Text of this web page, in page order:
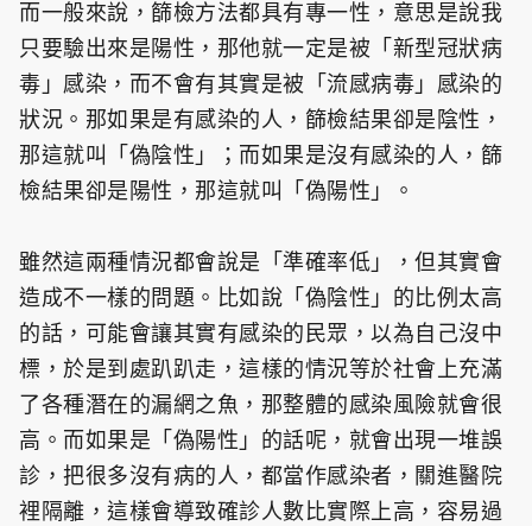
而一般來說，篩檢方法都具有專一性，意思是說我
只要驗出來是陽性，那他就一定是被「新型冠狀病
毒」感染，而不會有其實是被「流感病毒」感染的
狀況。那如果是有感染的人，篩檢結果卻是陰性，
那這就叫「偽陰性」；而如果是沒有感染的人，篩
檢結果卻是陽性，那這就叫「偽陽性」。
雖然這兩種情況都會說是「準確率低」，但其實會
造成不一樣的問題。比如說「偽陰性」的比例太高
的話，可能會讓其實有感染的民眾，以為自己沒中
標，於是到處趴趴走，這樣的情況等於社會上充滿
了各種潛在的漏網之魚，那整體的感染風險就會很
高。而如果是「偽陽性」的話呢，就會出現一堆誤
診，把很多沒有病的人，都當作感染者，關進醫院
裡隔離，這樣會導致確診人數比實際上高，容易過